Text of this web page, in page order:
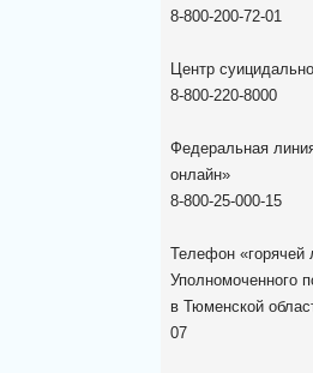
8-800-200-72-01
Центр
8-800-220-8000
Федеральная
онлайн»
8-800-25-000-15
Телефон «горячей
Уполномоченного
в Тюменской
07